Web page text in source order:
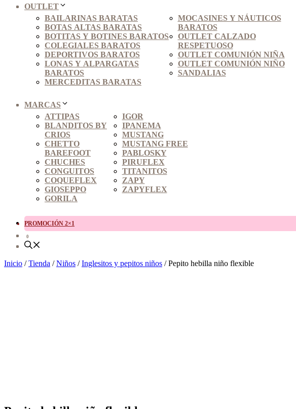
OUTLET
BAILARINAS BARATAS
BOTAS ALTAS BARATAS
BOTITAS Y BOTINES BARATOS
COLEGIALES BARATOS
DEPORTIVOS BARATOS
LONAS Y ALPARGATAS
BARATOS
MERCEDITAS BARATAS
MOCASINES Y NÁUTICOS
BARATOS
OUTLET CALZADO
RESPETUOSO
OUTLET COMUNIÓN NIÑA
OUTLET COMUNIÓN NIÑO
SANDALIAS
MARCAS
ATTIPAS
BLANDITOS BY
CRIOS
CHETTO
BAREFOOT
CHUCHES
CONGUITOS
COQUEFLEX
GIOSEPPO
GORILA
IGOR
IPANEMA
MUSTANG
MUSTANG FREE
PABLOSKY
PIRUFLEX
TITANITOS
ZAPY
ZAPYFLEX
PROMOCIÓN 2×1
0
Inicio /Tienda /Niños /Inglesitos y pepitos niños / Pepito hebilla niño flexible